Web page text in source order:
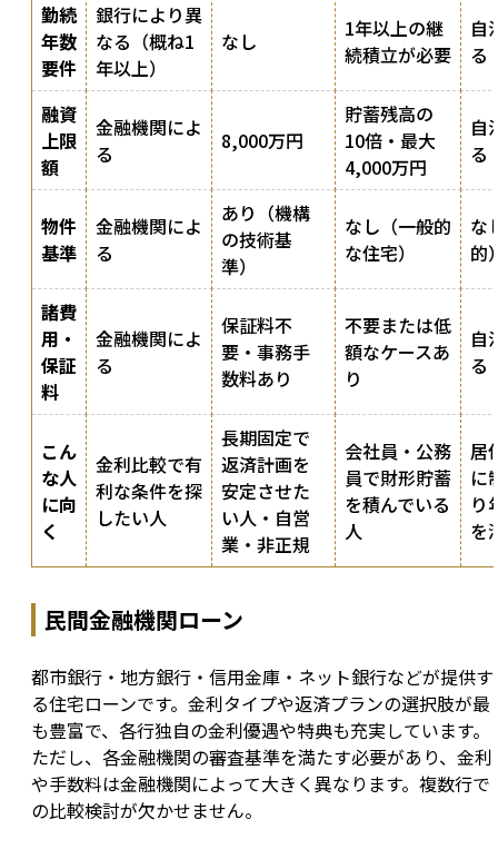
勤続
年数
要件
銀行により異
なる（概ね1
年以上）
なし
1年以上の継
続積立が必要
自
る
融資
上限
額
金融機関によ
る
8,000万円
貯蓄残高の
10倍・最大
4,000万円
自
る
物件
基準
金融機関によ
る
あり（機構
の技術基
準）
なし（一般的
な住宅）
な
的
諸費
用・
保証
料
金融機関によ
る
保証料不
要・事務手
数料あり
不要または低
額なケースあ
り
自
る
こん
な人
に向
く
金利比較で有
利な条件を探
したい人
長期固定で
返済計画を
安定させた
い人・自営
業・非正規
会社員・公務
員で財形貯蓄
を積んでいる
人
居
に
り
を
民間金融機関ローン
都市銀行・地方銀行・信用金庫・ネット銀行などが提供す
る住宅ローンです。金利タイプや返済プランの選択肢が最
も豊富で、各行独自の金利優遇や特典も充実しています。
ただし、各金融機関の審査基準を満たす必要があり、金利
や手数料は金融機関によって大きく異なります。複数行で
の比較検討が欠かせません。